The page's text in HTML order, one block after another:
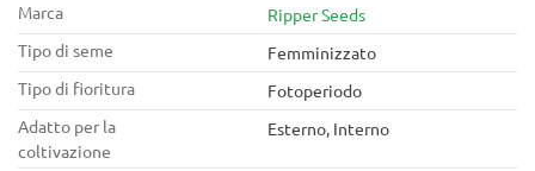
Marca
Ripper Seeds
Tipo di seme
Femminizzato
Tipo di fioritura
Fotoperiodo
Adatto per la
coltivazione
Esterno, Interno